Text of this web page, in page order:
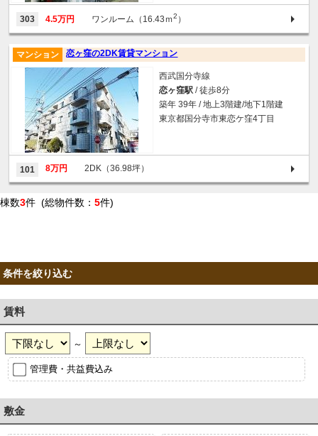
303 4.5万円 ワンルーム（16.43ｍ2 ）
恋ヶ窪の2DK賃貸マンション
マンション
西武国分寺線
恋ヶ窪駅 / 徒歩8分
築年 39年 / 地上3階建/地下1階建
東京都国分寺市東恋ケ窪4丁目
101 8万円 2DK（36.98坪）
棟数3件 (総物件数： 5件)
条件を絞り込む
賃料
～
管理費・共益費込み
敷金